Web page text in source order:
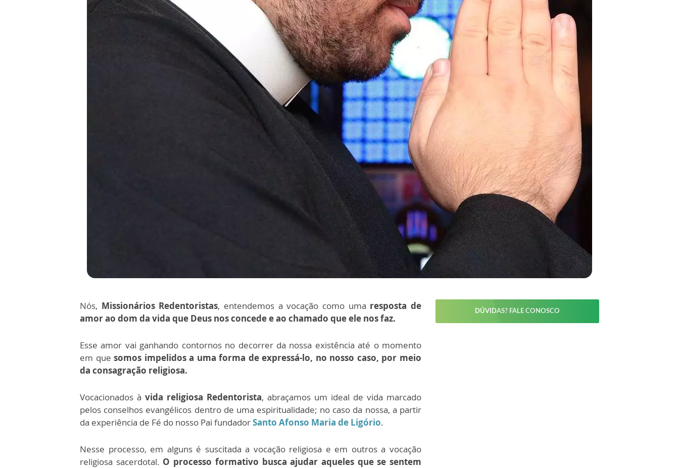
Nós, Missionários Redentoristas, entendemos a vocação como uma resposta de
amor ao dom da vida que Deus nos concede e ao chamado que ele nos faz.
Esse amor vai ganhando contornos no decorrer da nossa existência até o momento
em quesomos impelidos a uma forma de expressá-lo, no nosso caso, por meio
da consagração religiosa.
Vocacionados à vida religiosa Redentorista, abraçamos um ideal de vida marcado
pelos conselhos evangélicos dentro de uma espiritualidade; no caso da nossa, a partir
da experiência de Fé do nosso Pai fundadorSanto Afonso Maria de Ligório.
Nesse processo, em alguns é suscitada a vocação religiosa e em outros a vocação
religiosa sacerdotal. O processo formativo busca ajudar aqueles que se sentem
DÚVIDAS? FALE CONOSCO